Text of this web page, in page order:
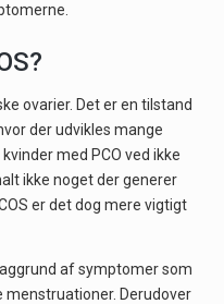
ovarier. Det er en tilstand
der udvikles mange
med PCO ved ikke
ikke noget der generer
er det dog mere vigtigt
af symptomer som
Derudover